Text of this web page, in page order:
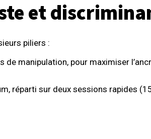
et
piliers :
manipulation, pour maximiser
réparti sur deux sessions rapides